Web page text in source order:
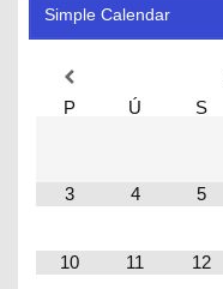
Simple Calendar
P
Ú S
3 4 5
10 11 12